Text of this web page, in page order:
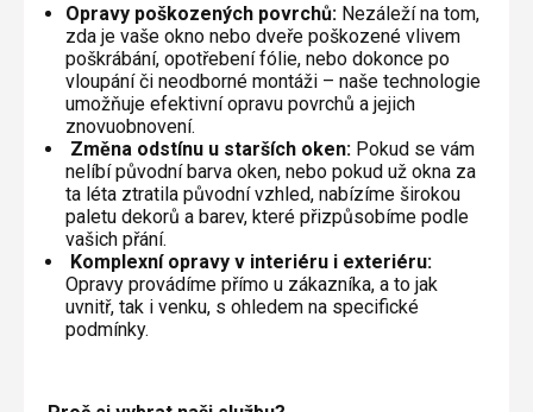
Opravy poškozených povrchů: Nezáleží na tom,
zda je vaše okno nebo dveře poškozené vlivem
poškrábání, opotřebení fólie, nebo dokonce po
vloupání či neodborné montáži – naše technologie
umožňuje efektivní opravu povrchů a jejich
znovuobnovení.
Změna odstínu u starších oken: Pokud se vám
nelíbí původní barva oken, nebo pokud už okna za
ta léta ztratila původní vzhled, nabízíme širokou
paletu dekorů a barev, které přizpůsobíme podle
vašich přání.
Komplexní opravy v interiéru i exteriéru:
Opravy provádíme přímo u zákazníka, a to jak
uvnitř, tak i venku, s ohledem na specifické
podmínky.